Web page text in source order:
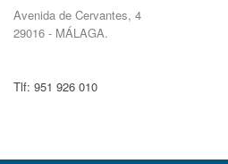
Avenida de Cervantes, 4
29016 - MÁLAGA.
Tlf: 951 926 010